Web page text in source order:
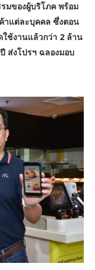
มของผู้บริโภค พร้อม
าแต่ละบุคคล ซึ่งตอน
ช้งานแล้วกว่า 2 ล้าน
ส่งโปรฯ ฉลองมอบ